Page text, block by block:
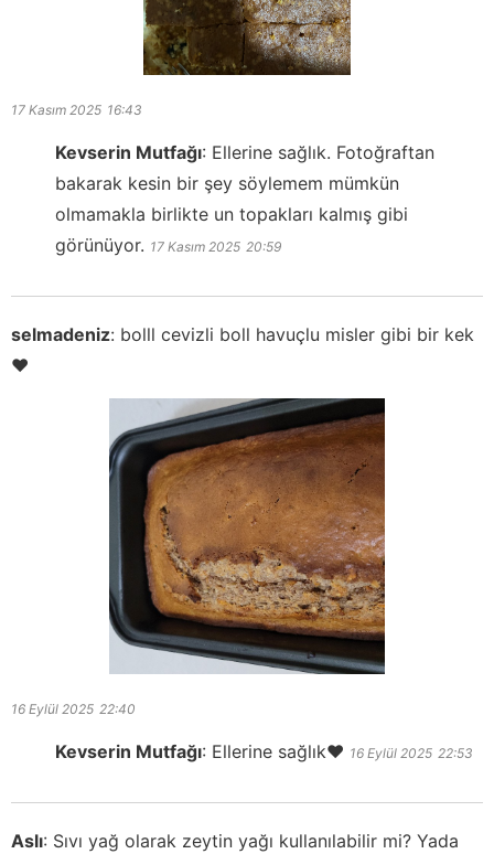
17 Kasım 2025 16:43
Kevserin Mutfağı: Ellerine sağlık. Fotoğraftan
bakarak kesin bir şey söylemem mümkün
olmamakla birlikte un topakları kalmış gibi
görünüyor. 17 Kasım 2025 20:59
selmadeniz: bolll cevizli boll havuçlu misler gibi bir kek
❤️
16 Eylül 2025 22:40
Kevserin Mutfağı: Ellerine sağlık❤️ 16 Eylül 2025 22:53
Aslı: Sıvı yağ olarak zeytin yağı kullanılabilir mi? Yada